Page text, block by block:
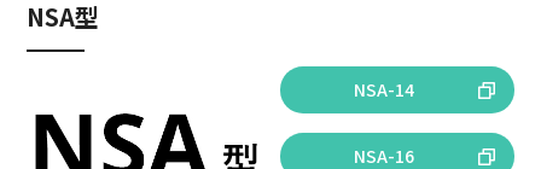
NSA型
NSA-14
NSA-16